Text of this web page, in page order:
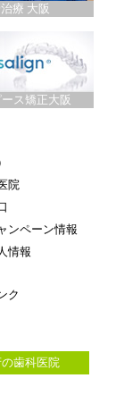
療 大阪
ス矯正大阪
院
ンペーン情報
情報
ク
歯科医院